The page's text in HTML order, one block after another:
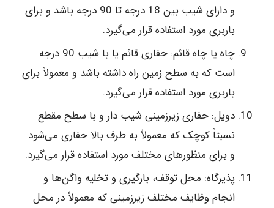
و دارای شیب بین 18 درجه تا 90 درجه باشد و برای
باربری مورد استفاده قرار می‌گیرد.
چاه یا چاه قائم: حفاری قائم یا با شیب 90 درجه
است که به سطح زمین راه داشته باشد و معمولاً برای
باربری مورد استفاده قرار می‌گیرد.
دویل: حفاری زیرزمینی شیب دار و با سطح مقطع
نسبتاً کوچک که معمولاً به طرف بالا حفاری می‌شود
و برای منظورهای مختلف مورد استفاده قرار می‌گیرد.
پذیرگاه: محل توقف، بارگیری و تخلیه واگن‌ها و
انجام وظایف مختلف زیرزمینی که معمولاً در محل